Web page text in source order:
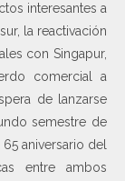
interesantes a
la reactivación
con Singapur,
comercial a
de lanzarse
semestre de
aniversario del
entre ambos